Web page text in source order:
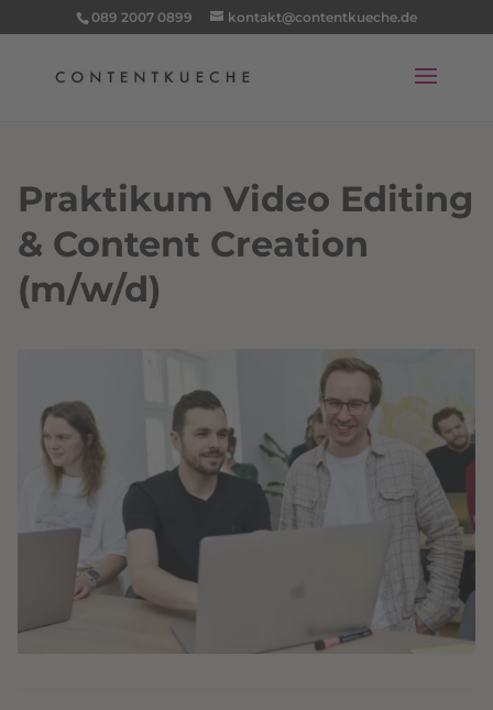
089 2007 0899 kontakt@contentkueche.de
Praktikum Video Editing
& Content Creation
(m/w/d)